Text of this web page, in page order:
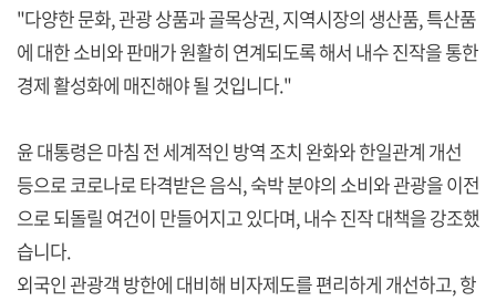
"다양한 문화, 관광 상품과 골목상권, 지역시장의 생산품, 특산품
에 대한 소비와 판매가 원활히 연계되도록 해서 내수 진작을 통한
경제 활성화에 매진해야 될 것입니다."
윤 대통령은 마침 전 세계적인 방역 조치 완화와 한일관계 개선
등으로 코로나로 타격받은 음식, 숙박 분야의 소비와 관광을 이전
으로 되돌릴 여건이 만들어지고 있다며, 내수 진작 대책을 강조했
습니다.
외국인 관광객 방한에 대비해 비자제도를 편리하게 개선하고, 항